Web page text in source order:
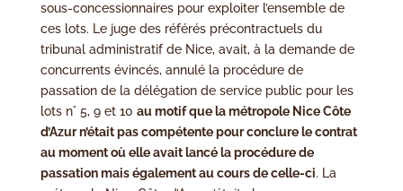
sous-concessionnaires pour exploiter l’ensemble de
ces lots. Le juge des référés précontractuels du
tribunal administratif de Nice, avait, à la demande de
concurrents évincés, annulé la procédure de
passation de la délégation de service public pour les
lots n° 5, 9 et 10 au motif que la métropole Nice Côte
d’Azur n’était pas compétente pour conclure le contrat
au moment où elle avait lancé la procédure de
passation mais également au cours de celle-ci. La